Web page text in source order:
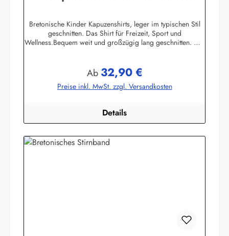
Bretonische Kinder Kapuzenshirts, leger im typischen Stil
geschnitten. Das Shirt für Freizeit, Sport und
Wellness.Bequem weit und großzügig lang geschnitten. Die
Ärmelbündchen, zwei praktische Seitentaschen100%
Baumwolle, herrlich elastisch gewirkt und angenehm auf der
HautBis Größe 140 ersetzen aus Sicherheitsgründen ein
den Kordelzug in der Kapuze ! Herstellerinformationen:AS
Bekleidungswerk GmbHHeglitzer Str. 1226409
Wittmundinfo@modas-bekleidung.de
Regulärer Preis:
Ab 32,90 €
Preise inkl. MwSt. zzgl. Versandkosten
Details